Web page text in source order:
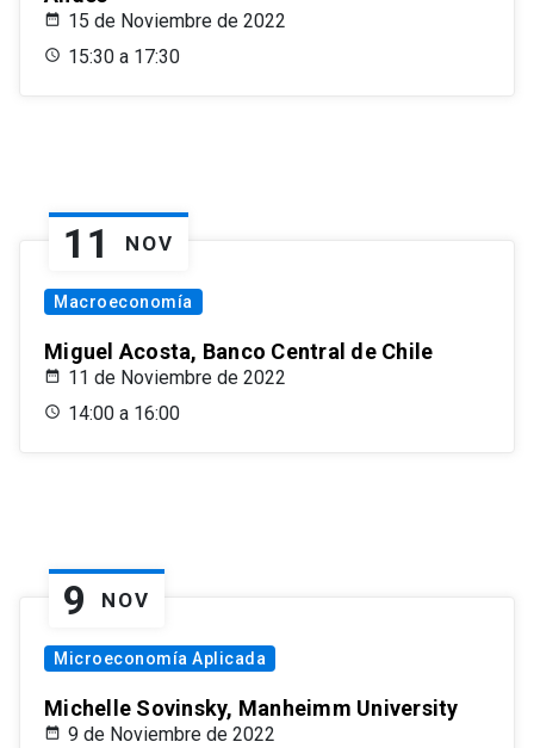
15 de Noviembre de 2022
15:30 a 17:30
11 NOV
Macroeconomía
Miguel Acosta, Banco Central de Chile
11 de Noviembre de 2022
14:00 a 16:00
9 NOV
Microeconomía Aplicada
Michelle Sovinsky, Manheimm University
9 de Noviembre de 2022